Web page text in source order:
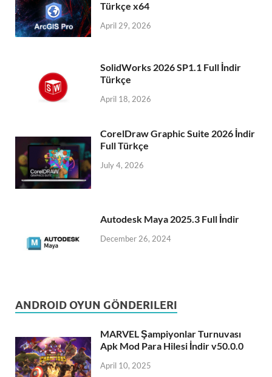
Türkçe x64
April 29, 2026
SolidWorks 2026 SP1.1 Full İndir
Türkçe
April 18, 2026
CorelDraw Graphic Suite 2026 İndir
Full Türkçe
July 4, 2026
Autodesk Maya 2025.3 Full İndir
December 26, 2024
ANDROID OYUN GÖNDERILERI
MARVEL Şampiyonlar Turnuvası
Apk Mod Para Hilesi İndir v50.0.0
April 10, 2025